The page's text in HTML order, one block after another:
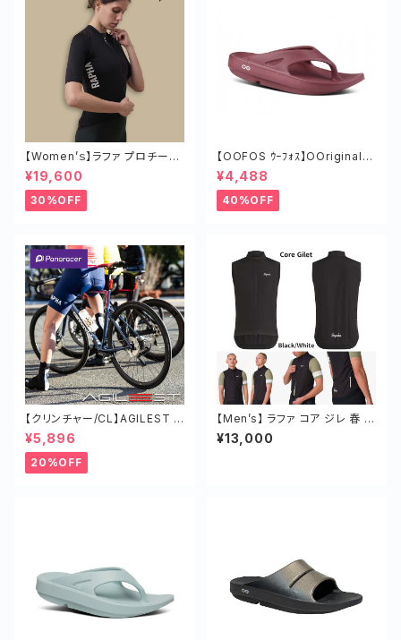
【Women’ｓ】ラファ プロチーム
エアロ ジャージ 半袖 レディー
ス 夏 通気性 メッシュ
¥19,600
30%OFF
【OOFOS ｳｰﾌｫｽ】OOriginalｳｰ
ｵﾘｼﾞﾅﾙ MARS RED
¥4,488
40%OFF
【クリンチャー/CL】AGILEST タ
イヤ オールラウンド ロードバイ
ク 軽い チューブド
¥5,896
20%OFF
【Men’s】 ラファ コア ジレ 春 秋
ベスト 上着
¥13,000